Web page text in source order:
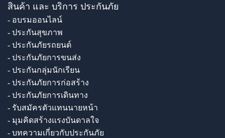
สินค้า และ บริการ ประกันภัย
- อบรมออนไลน์
- ประกันสุขภาพ
- ประกันภัยรถยนต์
- ประกันภัยการขนส่ง
- ประกันกลุ่มนักเรียน
- ประกันภัยการก่อสร้าง
- ประกันภัยการเดินทาง
- รับสมัครตัวแทนนายหน้า
- มุมคิดสร้างแรงบันดาลใจ
- บทความเกี่ยวกับประกันภัย